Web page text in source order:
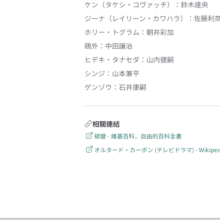
ケン（タケシ・コヴァッチ） ： 鈴木達央
ジーナ（レイリーン・カワハラ）
： 佐藤利
ホリー・トグラム ： 朝井彩加
鴎外 ： 中田譲治
ヒデキ・タナセダ ： 山内健嗣
シンジ ： 山本兼平
ゲンゾウ ： 石井康嗣
相關連結
碳變 - 維基百科，自由的百科全書
オルタード・カーボン (テレビドラマ) -